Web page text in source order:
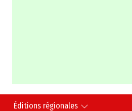
Éditions régionales